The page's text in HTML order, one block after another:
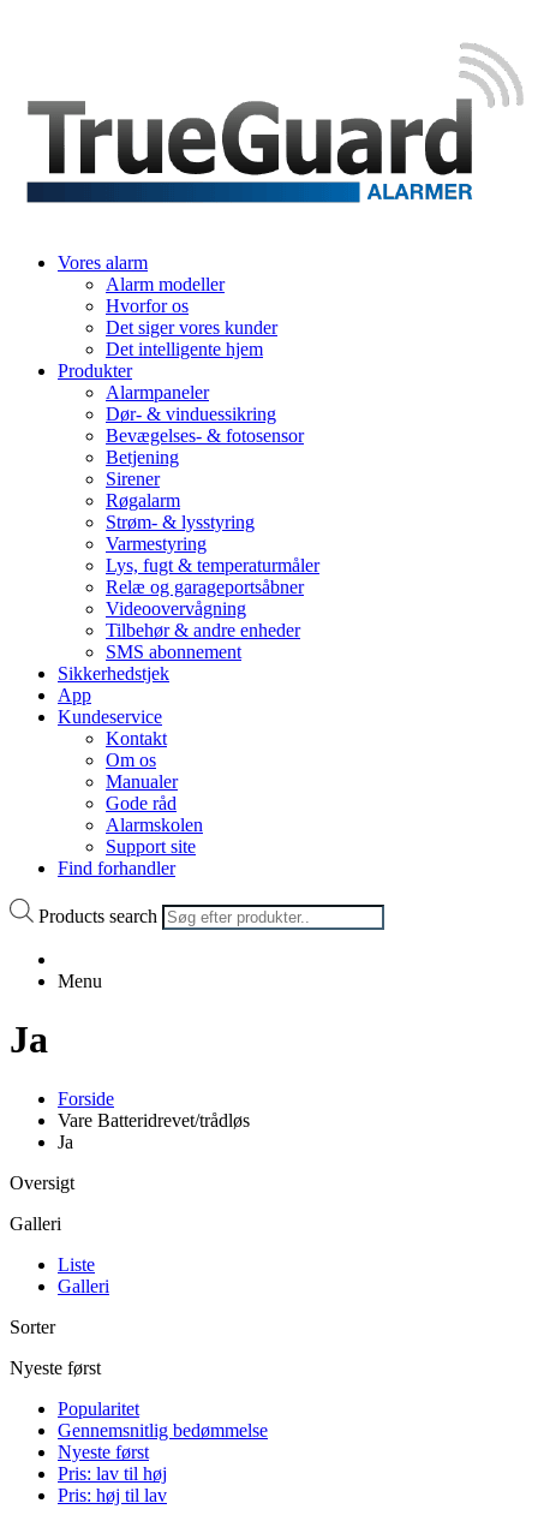
Vores alarm
Alarm modeller
Hvorfor os
Det siger vores kunder
Det intelligente hjem
Produkter
Alarmpaneler
Dør- & vinduessikring
Bevægelses- & fotosensor
Betjening
Sirener
Røgalarm
Strøm- & lysstyring
Varmestyring
Lys, fugt & temperaturmåler
Relæ og garageportsåbner
Videoovervågning
Tilbehør & andre enheder
SMS abonnement
Sikkerhedstjek
App
Kundeservice
Kontakt
Om os
Manualer
Gode råd
Alarmskolen
Support site
Find forhandler
Products search
Menu
Ja
Forside
Vare Batteridrevet/trådløs
Ja
Oversigt
Galleri
Liste
Galleri
Sorter
Nyeste først
Popularitet
Gennemsnitlig bedømmelse
Nyeste først
Pris: lav til høj
Pris: høj til lav